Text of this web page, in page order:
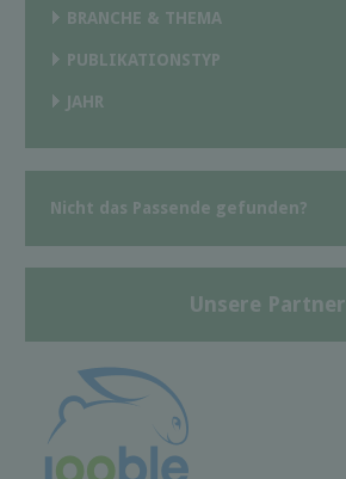
BRANCHE & THEMA
PUBLIKATIONSTYP
JAHR
Nicht das Passende gefunden?
Unsere Partner